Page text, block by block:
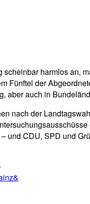
harmlos an,
Fünftel der
auch in
nach der
CDU, SPD und